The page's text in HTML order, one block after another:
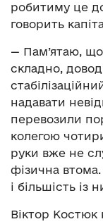
робитиму це
говорить
— Пам’ятаю,
складно,
надавати
перевозили
колегою
руки вже не
фізична
і більшість із
Віктор Костюк